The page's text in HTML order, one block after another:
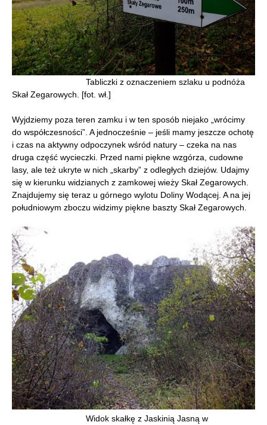
Tabliczki z oznaczeniem szlaku u podnóża
Skał Zegarowych. [fot. wł.]
Wyjdziemy poza teren zamku i w ten sposób niejako „wrócimy
do współczesności”. A jednocześnie – jeśli mamy jeszcze ochotę
i czas na aktywny odpoczynek wśród natury – czeka na nas
druga część wycieczki. Przed nami piękne wzgórza, cudowne
lasy, ale też ukryte w nich „skarby” z odległych dziejów. Udajmy
się w kierunku widzianych z zamkowej wieży Skał Zegarowych.
Znajdujemy się teraz u górnego wylotu Doliny Wodącej. A na jej
południowym zboczu widzimy piękne baszty Skał Zegarowych.
Widok skałkę z Jaskinią Jasną w